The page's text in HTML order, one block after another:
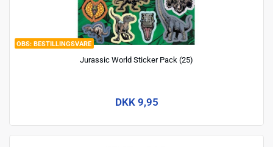
BESTILLINGSVARE
Jurassic World Sticker Pack (25)
DKK 9,95